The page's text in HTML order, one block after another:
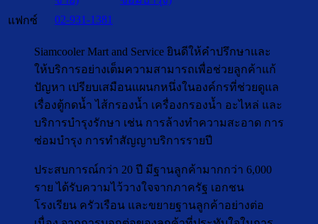
แฟกซ์
02-931-1381
Siamcooler Mart and Service ยินดีให้คำปรึกษาและ
ให้บริการอย่างเต็มความสามารถเพื่อช่วยลูกค้าแก้
ปัญหา เปรียบเสมือนแผนกหนึ่งในองค์กรที่ช่วยดูแล
เรื่องตู้กดน้ำ ไส้กรองน้ำ เครื่องกรองน้ำ อะไหล่ และ
บริการบำรุงรักษา เช่น การล้างทำความสะอาด การ
ซ่อมบำรุง การทำสัญญาบริการรายปี
ประสบการณ์กว่า 20 ปี มีฐานลูกค้ามากกว่า 6,000
ราย ได้รับความไว้วางใจจากภาครัฐ เอกชน
โรงเรียน ครัวเรือน และขยายฐานลูกค้าอย่างต่อ